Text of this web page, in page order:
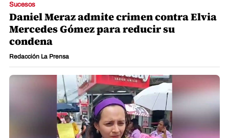
Sucesos
Daniel Meraz admite crimen contra Elvia
Mercedes Gómez para reducir su
condena
Redacción La Prensa